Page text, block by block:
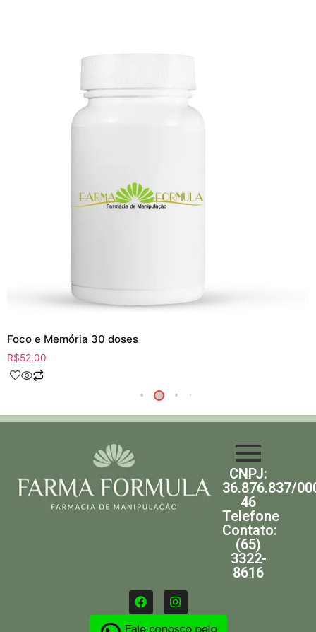
Foco e Memória 30 doses
R$52,00
CNPJ:
36.876.837/
46
Telefone
Contato:
(65)
3322-
8616